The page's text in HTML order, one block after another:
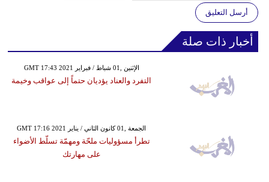
أرسل التعليق
أخبار ذات صلة
GMT 17:43 2021 الإثنين ,01 شباط / فبراير
التفرد والعناد يؤديان حتماً إلى عواقب وخيمة
GMT 17:16 2021 الجمعة ,01 كانون الثاني / يناير
تطرأ مسؤوليات ملحّة ومهمّة تسلّط الأضواء
على مهارتك